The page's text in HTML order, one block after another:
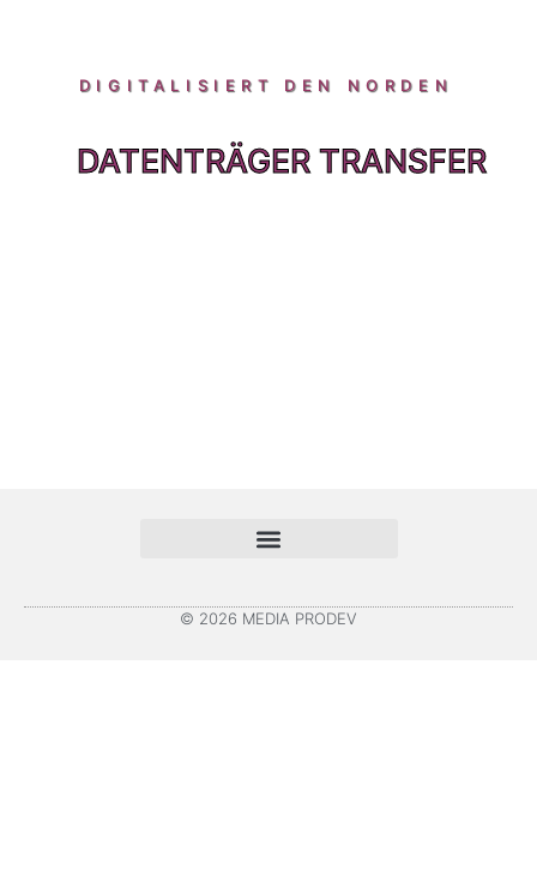
DIGITALISIERT DEN NORDEN
DATENTRÄGER TRANSFER
© 2026 MEDIA PRODEV